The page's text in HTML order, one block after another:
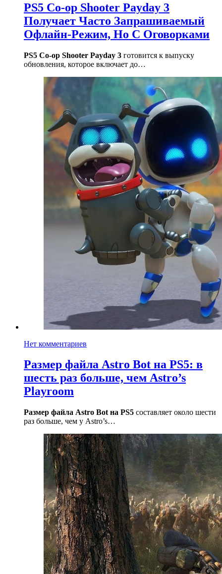
PS5 Co-op Shooter Payday 3
Получает Часто Запрашиваемый
Офлайн-Режим, Но С Оговорками
PS5 Co-op Shooter Payday 3 готовится к выпуску
обновления, которое включает до…
Нет комментариев
Размер файла Astro Bot на PS5: в
шесть раз больше, чем Astro’s
Playroom
Размер файла Astro Bot на PS5 составляет около шести
раз больше, чем у Astro’s…